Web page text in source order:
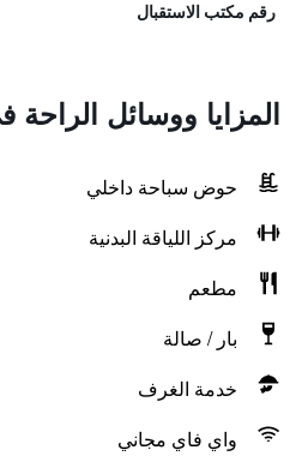
رقم مكتب الاستقبال
المزايا ووسائل
حوض سباحة داخلي
مركز اللياقة البدنية
مطعم
بار / صالة
خدمة الغرف
واي فاي مجاني